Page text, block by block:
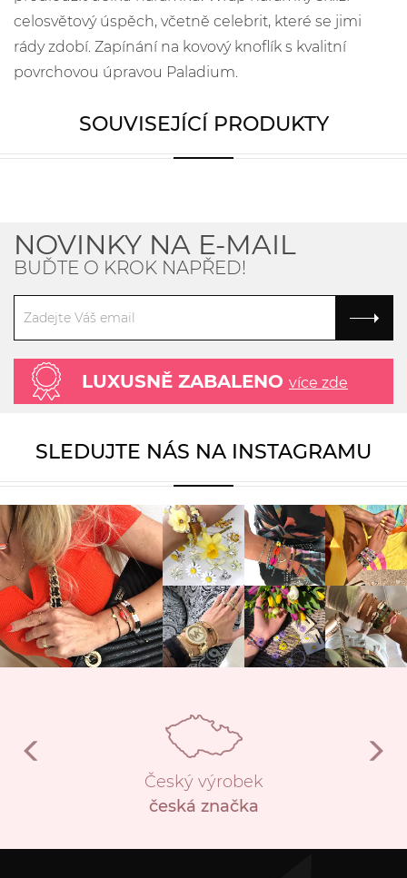
celosvětový úspěch, včetně celebrit, které se jimi
rády zdobí. Zapínání na kovový knoflík s kvalitní
povrchovou úpravou Paladium.
SOUVISEJÍCÍ PRODUKTY
NOVINKY NA E-MAIL
BUĎTE O KROK NAPŘED!
LUXUSNĚ ZABALENO více zde
SLEDUJTE NÁS NA INSTAGRAMU
Český výrobek
česká značka